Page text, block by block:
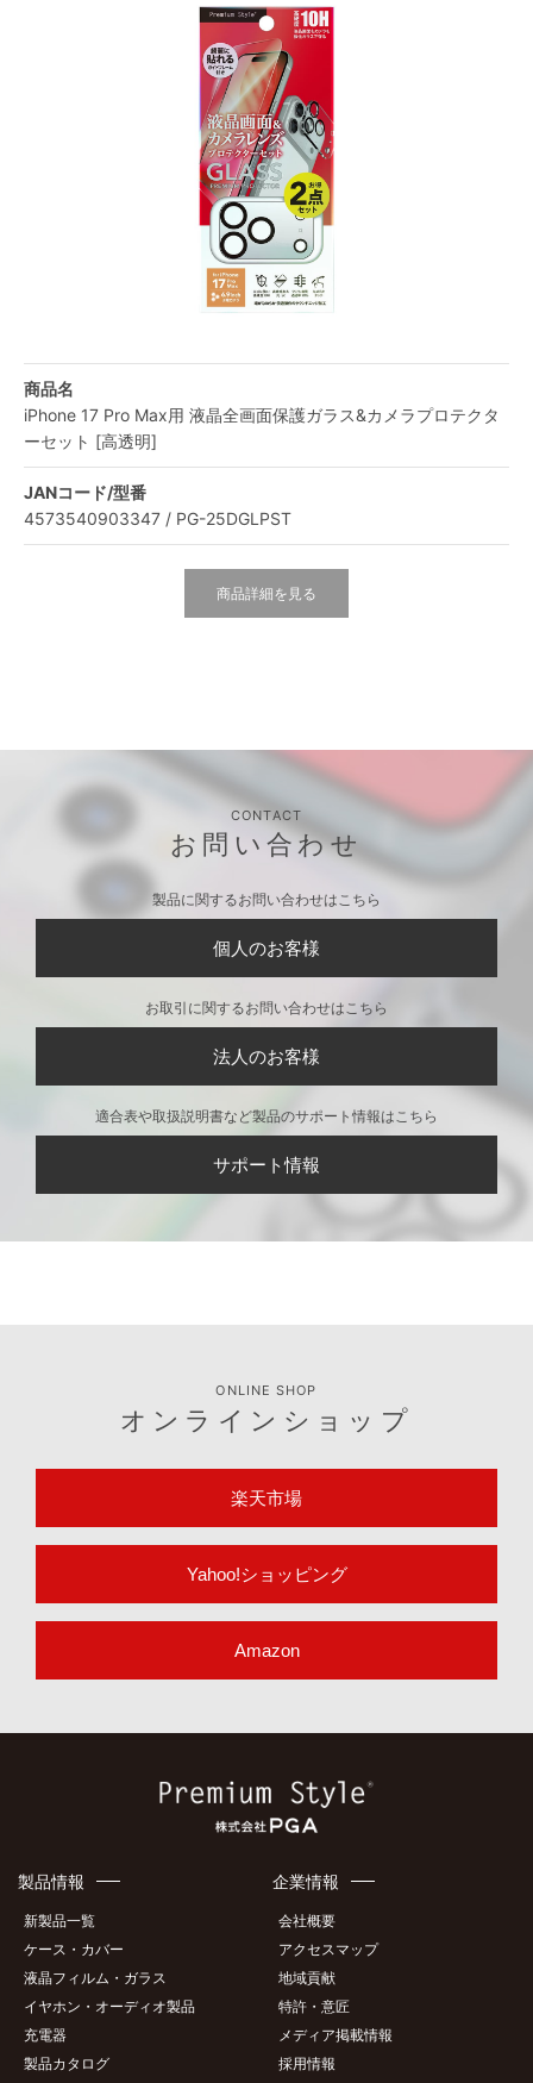
商品名
iPhone 17 Pro Max用 液晶全画面保護ガラス&カメラプロテクタ
ーセット [高透明]
JANコード/型番
4573540903347 / PG-25DGLPST
商品詳細を見る
CONTACT
お問い合わせ
製品に関するお問い合わせはこちら
個人のお客様
お取引に関するお問い合わせはこちら
法人のお客様
適合表や取扱説明書など製品のサポート情報はこちら
サポート情報
ONLINE SHOP
オンラインショップ
楽天市場
Yahoo!ショッピング
Amazon
製品情報
新製品一覧
ケース・カバー
液晶フィルム・ガラス
イヤホン・オーディオ製品
充電器
製品カタログ
企業情報
会社概要
アクセスマップ
地域貢献
特許・意匠
メディア掲載情報
採用情報